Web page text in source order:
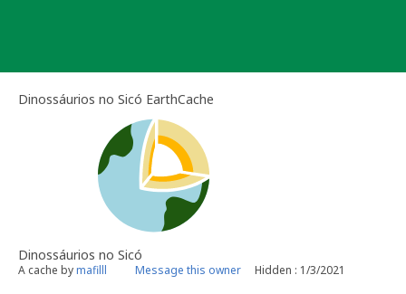
Dinossáurios no Sicó EarthCache
Dinossáurios no Sicó
A cache bymafilll Message this owner Hidden : 1/3/2021